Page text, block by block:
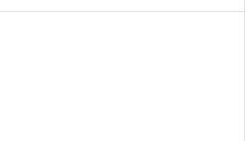
格拆迁原居民住宅，对拆迁人的补偿费用往往过